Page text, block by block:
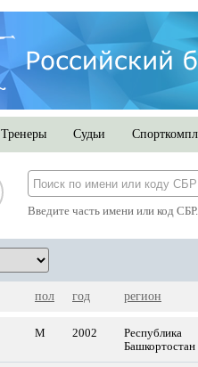
Тренеры Судьи
Введите часть имени или код
пол год регион
М 2002
Республика
Башкортостан